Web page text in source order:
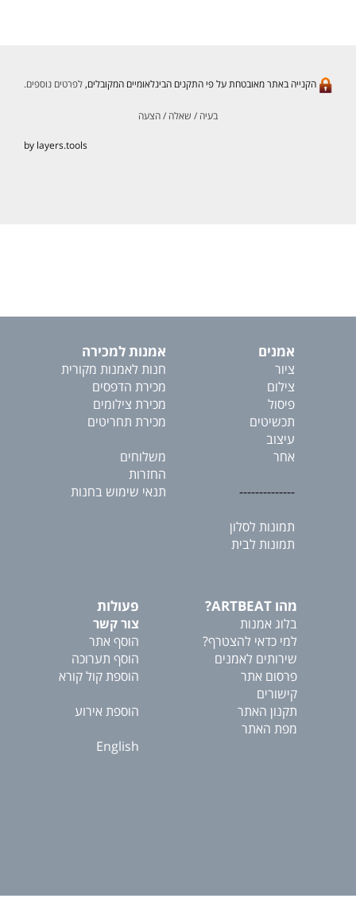
הקנייה באתר מאובטחת על פי התקנים הבינלאומיים המקובלים,לפרטים נוספים.
בעיה / שאלה / הצעה
by layers.tools
אמנים
ציור
צילום
פיסול
תכשיטים
עיצוב
אחר
--------------
תמונות לסלון
תמונות לבית
אמנות למכירה
חנות לאמנות מקורית
מכירת הדפסים
מכירת צילומים
מכירת תחריטים
משלוחים
החזרות
תנאי שימוש בחנות
מהו ARTBEAT?
בלוג אמנות
למי כדאי להצטרף?
שירותים לאמנים
פרסום אתר
קישורים
תקנון האתר
מפת האתר
פעולות
צור קשר
הוסף אתר
הוסף תערוכה
הוספת קול קורא
הוספת אירוע
English